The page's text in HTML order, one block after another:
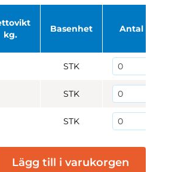
kg.
Basenhet Antal
STK
STK
STK
Lägg till i varukorgen